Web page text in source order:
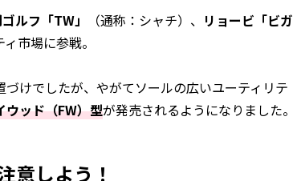
ルフ「TW」 （通称：シャチ）、 リョービ「ビガ
市場に参戦。
けでしたが、やがてソールの広いユーティリテ
ウッド（FW）型が発売されるようになりました。
意しよう！